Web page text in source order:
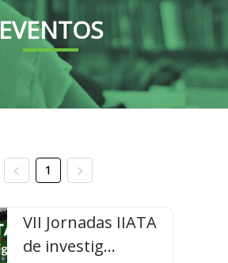
EVENTOS
1
VII Jornadas IIATA
de investig...